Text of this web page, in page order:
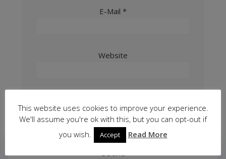
E-Mail *
Website
Suche
This website uses cookies to improve your experience.
We'll assume you're ok with this, but you can opt-out if
you wish.
Accept Read More